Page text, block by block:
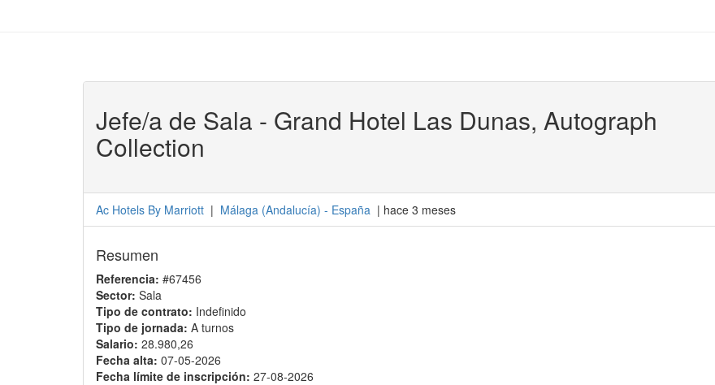
Jefe/a de Sala - Grand Hotel Las Dunas, Autograph
Collection
Ac Hotels By Marriott | Málaga (Andalucía) - España | hace 3 meses
Resumen
Referencia: #67456
Sector: Sala
Tipo de contrato: Indefinido
Tipo de jornada: A turnos
Salario: 28.980,26
Fecha alta: 07-05-2026
Fecha límite de inscripción: 27-08-2026